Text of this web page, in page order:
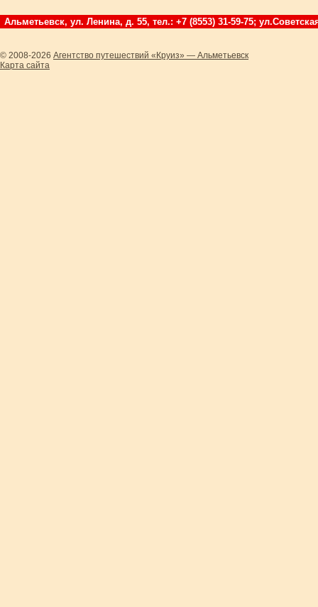
Альметьевск, ул. Ленина, д. 55, тел.: +7 (8553) 31-59-75;
© 2008-2026 Агентство путешествий «Круиз» — Альметьевск
Карта сайта